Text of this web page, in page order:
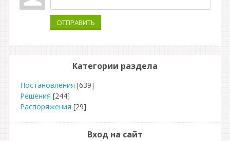
ОТПРАВИТЬ
Категории раздела
Постановления [639]
Решения [244]
Распоряжения [29]
Вход на сайт